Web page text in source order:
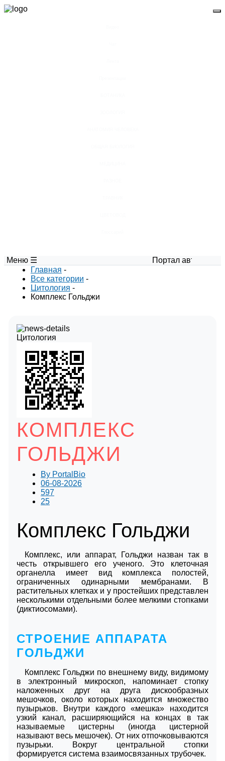
Меню ☰
Портал авторских
Главная -
Все категории -
Цитология -
Комплекс Гольджи
Цитология
КОМПЛЕКС
ГОЛЬДЖИ
By PortalBio
06-08-2026
597
25
Комплекс Гольджи
Комплекс, или аппарат, Гольджи назван так в
честь открывшего его ученого. Это клеточная
органелла имеет вид комплекса полостей,
ограниченных одинарными мембранами. В
растительных клетках и у простейших представлен
несколькими отдельными более мелкими стопками
(диктиосомами).
СТРОЕНИЕ АППАРАТА
ГОЛЬДЖИ
Комплекс Гольджи по внешнему виду, видимому
в электронный микроскоп, напоминает стопку
наложенных друг на друга дискообразных
мешочков, около которых находится множество
пузырьков. Внутри каждого «мешка» находится
узкий канал, расширяющийся на концах в так
называемые цистерны (иногда цистерной
называют весь мешочек). От них отпочковываются
пузырьки. Вокруг центральной стопки
формируется система взаимосвязанных трубочек.